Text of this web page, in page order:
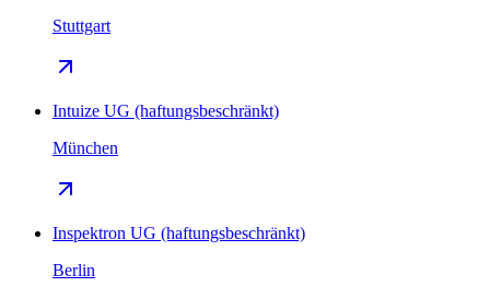
Stuttgart
Intuize UG (haftungsbeschränkt)
München
Inspektron UG (haftungsbeschränkt)
Berlin